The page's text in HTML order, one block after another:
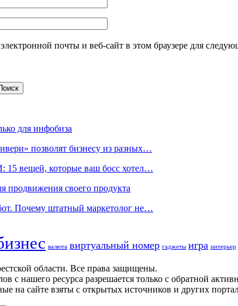
почты и веб-сайт в этом браузере для
для инфобиза
позволят бизнесу из разных…
вещей, которые ваш босс хотел…
продвижения своего продукта
Почему штатный маркетолог не…
валюта виртуальный номер гаджеты игра интерьер
области. Все права защищены.
с нашего ресурса разрешается только с обратной
на сайте взяты с открытых источников и других